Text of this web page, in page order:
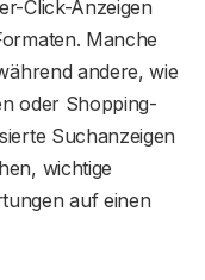
Click-Anzeigen
Manche
andere, wie
oder Shopping-
Suchanzeigen
wichtige
auf einen